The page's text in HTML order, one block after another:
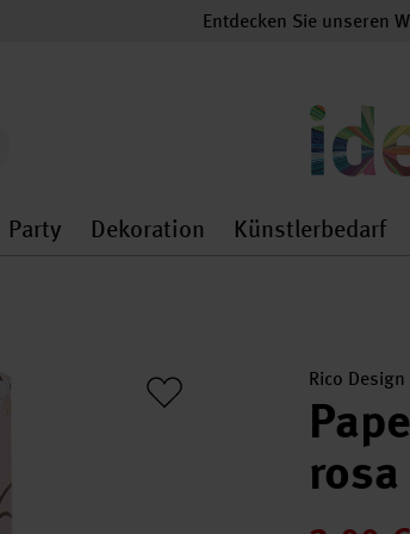
Entdecken Sie unseren
general.openMenu
Papier general.openMenu
Party
Party general.openMenu
Dekoration
Dekoration
Künstlerbedarf
Rico Design